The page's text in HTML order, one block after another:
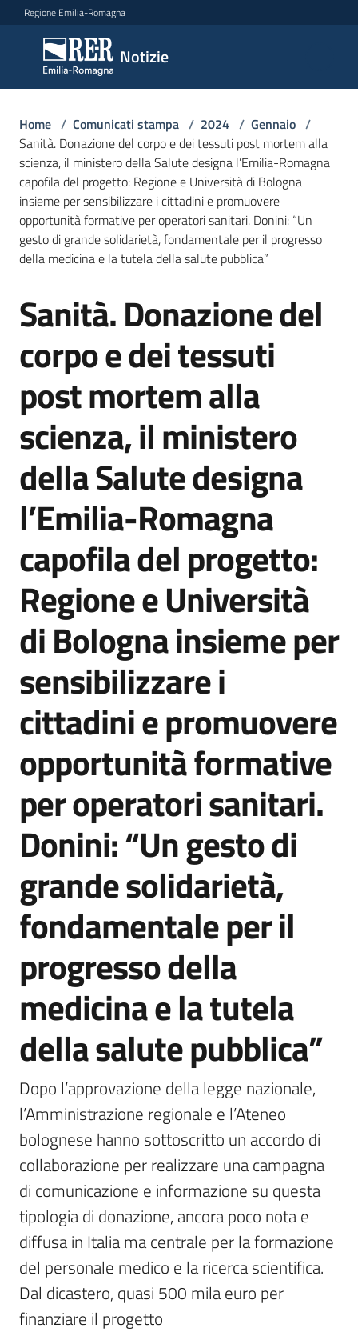
Vai al contenuto
Vai alla navigazione
Vai al footer
Regione Emilia-Romagna
Notizie
Notizie
Comunicati
stampa
Menu selezionato
Cerca
un
comunicato
Risorse
Agenzia
di
informazione
e
comunicazione
Seguici
su
Home / Comunicati stampa / 2024 / Gennaio /
Sanità. Donazione del corpo e dei tessuti post mortem alla
scienza, il ministero della Salute designa l’Emilia-Romagna
capofila del progetto: Regione e Università di Bologna
insieme per sensibilizzare i cittadini e promuovere
opportunità formative per operatori sanitari. Donini: “Un
gesto di grande solidarietà, fondamentale per il progresso
della medicina e la tutela della salute pubblica”
Salta al contenuto
Sanità. Donazione del
corpo e dei tessuti
post mortem alla
scienza, il ministero
della Salute designa
l’Emilia-Romagna
capofila del progetto:
Regione e Università
di Bologna insieme per
sensibilizzare i
cittadini e promuovere
opportunità formative
per operatori sanitari.
Donini: “Un gesto di
grande solidarietà,
fondamentale per il
progresso della
medicina e la tutela
della salute pubblica”
Dopo l’approvazione della legge nazionale,
l’Amministrazione regionale e l’Ateneo
bolognese hanno sottoscritto un accordo di
collaborazione per realizzare una campagna
di comunicazione e informazione su questa
tipologia di donazione, ancora poco nota e
diffusa in Italia ma centrale per la formazione
del personale medico e la ricerca scientifica.
Dal dicastero, quasi 500 mila euro per
finanziare il progetto